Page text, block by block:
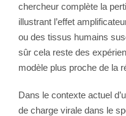
chercheur complète la
illustrant l’effet
ou des tissus humains
sûr cela reste des
modèle plus proche de la
Dans le contexte actuel
de charge virale dans le